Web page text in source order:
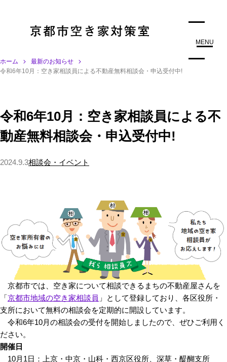
MENU
ホーム
最新のお知らせ
令和6年10月：空き家相談員による不動産無料相談会・申込受付中!
令和6年10月：空き家相談員による不
動産無料相談会・申込受付中!
2024.9.3相談会・イベント
京都市では、空き家について相談できるまちの不動産屋さんを
「京都市地域の空き家相談員 」として登録しており、各区役所・
支所において無料の相談会を定期的に開設しています。
令和6年10月の相談会の受付を開始しましたので、ぜひご利用く
ださい。
開催日
10月1日：上京・中京・山科・西京区役所、深草・醍醐支所